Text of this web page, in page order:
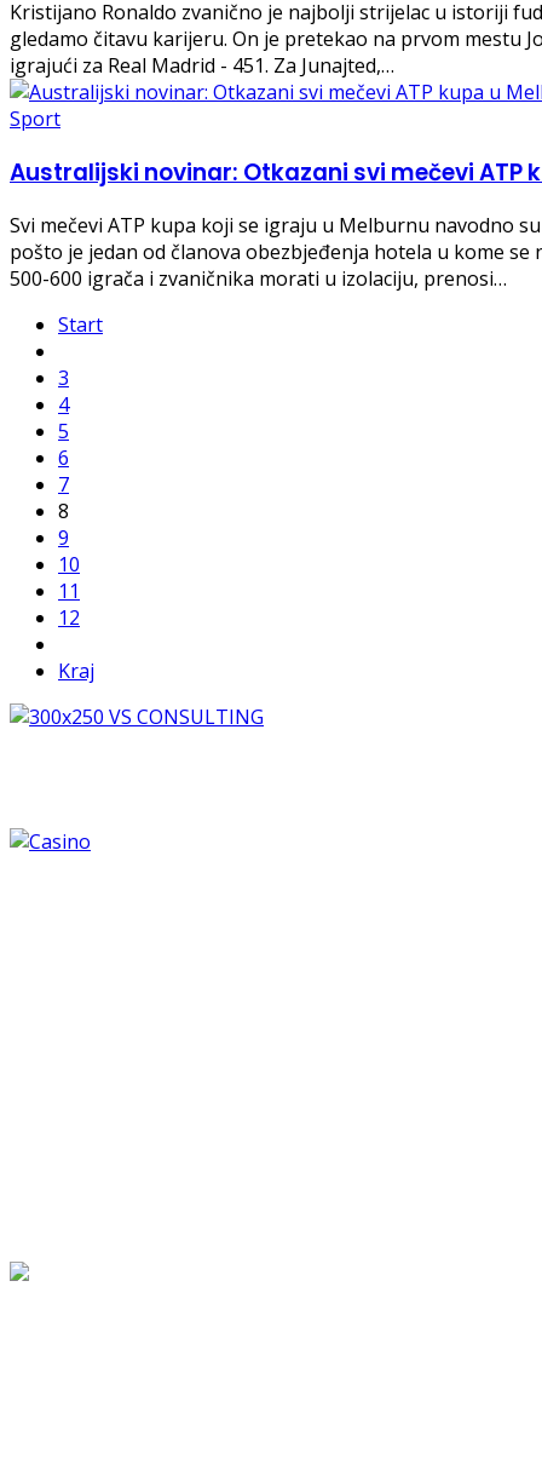
Kristijano Ronaldo zvanično je najbolji strijelac u istoriji
gledamo čitavu karijeru. On je pretekao na prvom mestu
igrajući za Real Madrid - 451. Za Junajted,…
Sport
Australijski novinar: Otkazani svi mečevi ATP
Svi mečevi ATP kupa koji se igraju u Melburnu navodno
pošto je jedan od članova obezbjeđenja hotela u kome
500-600 igrača i zvaničnika morati u izolaciju, prenosi…
Start
3
4
5
6
7
8
9
10
11
12
Kraj